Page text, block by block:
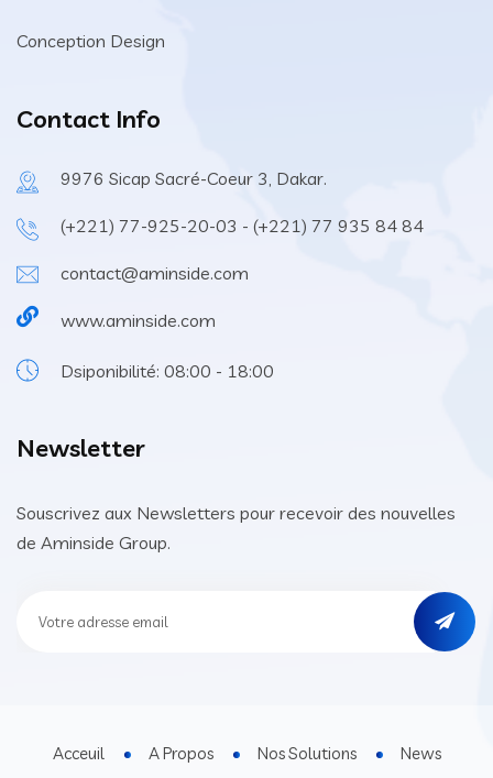
Conception Design
Contact Info
9976 Sicap Sacré-Coeur 3, Dakar.
(+221) 77-925-20-03 - (+221) 77 935 84 84
contact@aminside.com
www.aminside.com
Dsiponibilité: 08:00 - 18:00
Newsletter
Souscrivez aux Newsletters pour recevoir des nouvelles
de Aminside Group.
Acceuil A Propos Nos Solutions News